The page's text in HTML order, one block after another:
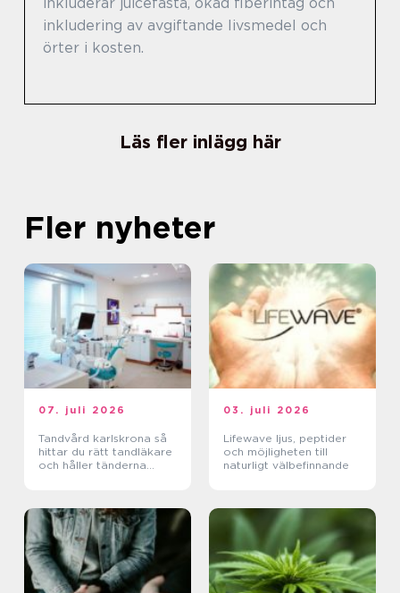
inkluderar juicefasta, ökad fiberintag och
inkludering av avgiftande livsmedel och
örter i kosten.
Läs fler inlägg här
Fler nyheter
07. juli 2026
Tandvård karlskrona så
hittar du rätt tandläkare
och håller tänderna
03. juli 2026
Lifewave ljus, peptider
och möjligheten till
naturligt välbefinnande